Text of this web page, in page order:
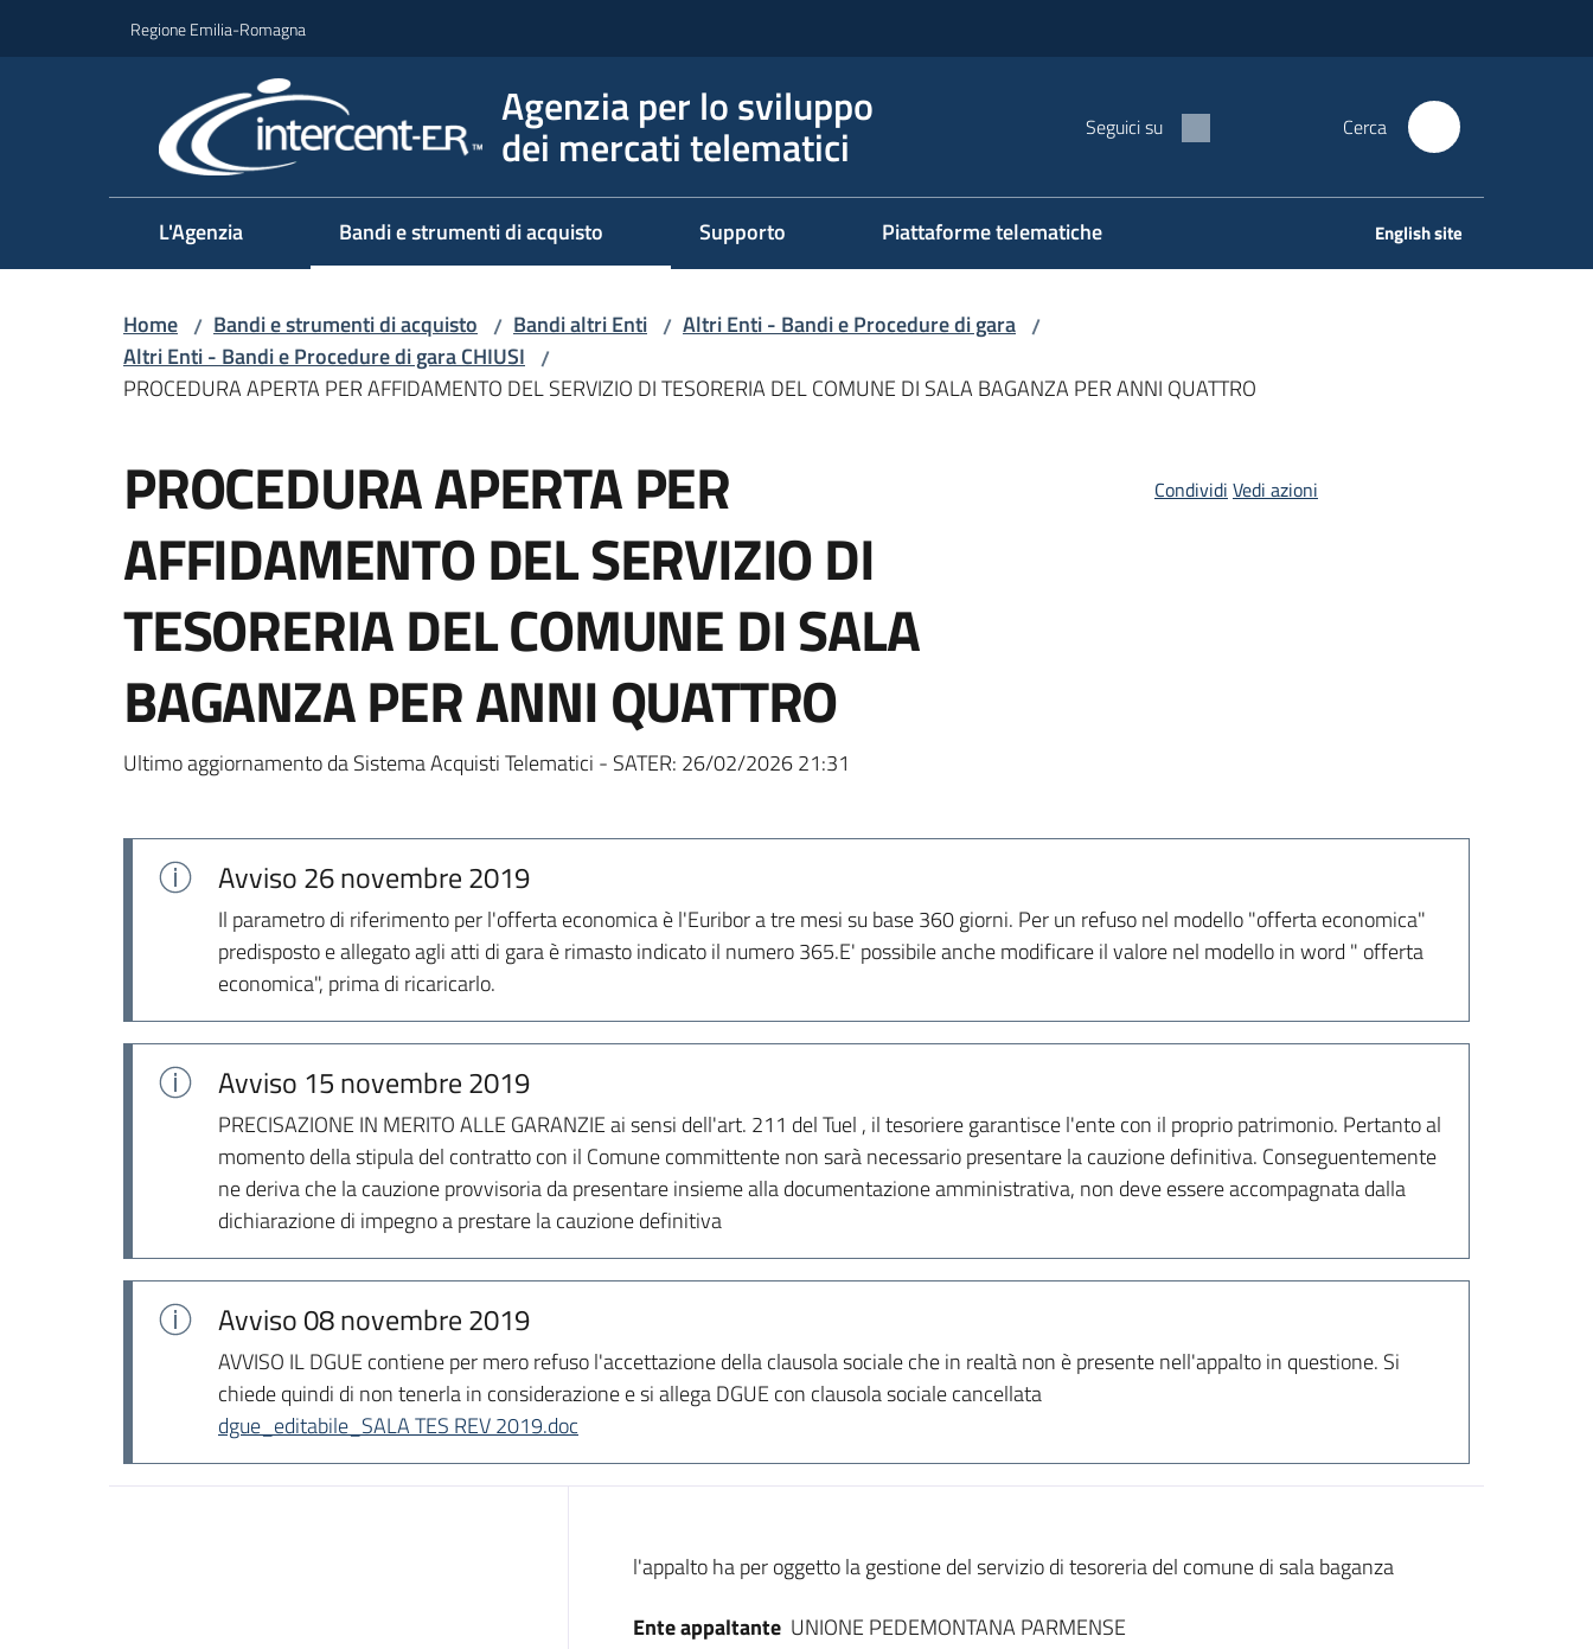
Regione Emilia-Romagna
Agenzia per lo sviluppo
dei mercati telematici Seguici su Cerca
L'Agenzia Bandi e strumenti di acquisto Supporto Piattaforme telematiche English site
Home / Bandi e strumenti di acquisto / Bandi altri Enti / Altri Enti - Bandi e Procedure di gara /
Altri Enti - Bandi e Procedure di gara CHIUSI /
PROCEDURA APERTA PER AFFIDAMENTO DEL SERVIZIO DI TESORERIA DEL COMUNE DI SALA BAGANZA PER ANNI QUATTRO
PROCEDURA APERTA PER
AFFIDAMENTO DEL SERVIZIO DI
TESORERIA DEL COMUNE DI SALA
BAGANZA PER ANNI QUATTRO
Ultimo aggiornamento da Sistema Acquisti Telematici - SATER: 26/02/2026 21:31
Condividi Vedi azioni
Avviso26 novembre 2019
Il parametro di riferimento per l'offerta economica è l'Euribor a tre mesi su base 360 giorni. Per un refuso nel modello "offerta economica"
predisposto e allegato agli atti di gara è rimasto indicato il numero 365.E' possibile anche modificare il valore nel modello in word " offerta
economica", prima di ricaricarlo.
Avviso 15 novembre 2019
PRECISAZIONE IN MERITO ALLE GARANZIE ai sensi dell'art. 211 del Tuel , il tesoriere garantisce l'ente con il proprio patrimonio. Pertanto al
momento della stipula del contratto con il Comune committente non sarà necessario presentare la cauzione definitiva. Conseguentemente
ne deriva che la cauzione provvisoria da presentare insieme alla documentazione amministrativa, non deve essere accompagnata dalla
dichiarazione di impegno a prestare la cauzione definitiva
Avviso08 novembre 2019
AVVISO IL DGUE contiene per mero refuso l'accettazione della clausola sociale che in realtà non è presente nell'appalto in questione. Si
chiede quindi di non tenerla in considerazione e si allega DGUE con clausola sociale cancellata
dgue_editabile_SALA TES REV 2019.doc
Dati del bando
l'appalto ha per oggetto la gestione del servizio di tesoreria del comune di sala baganza
Ente appaltante UNIONE PEDEMONTANA PARMENSE